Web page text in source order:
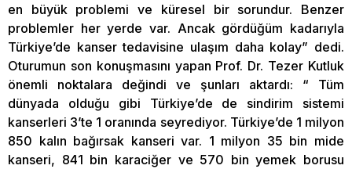
en büyük problemi ve küresel bir sorundur. Benzer
problemler her yerde var. Ancak gördüğüm kadarıyla
Türkiye’de kanser tedavisine ulaşım daha kolay” dedi.
Oturumun son konuşmasını yapan Prof. Dr. Tezer Kutluk
önemli noktalara değindi ve şunları aktardı: “ Tüm
dünyada olduğu gibi Türkiye’de de sindirim sistemi
kanserleri 3’te 1 oranında seyrediyor. Türkiye’de 1 milyon
850 kalın bağırsak kanseri var. 1 milyon 35 bin mide
kanseri, 841 bin karaciğer ve 570 bin yemek borusu